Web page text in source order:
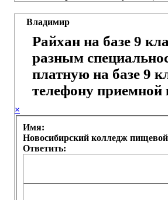
Владимир
Райхан на базе 9
разным
платную на базе 9
телефону приемной
×
Имя:
Новосибирский колледж
Ответить: